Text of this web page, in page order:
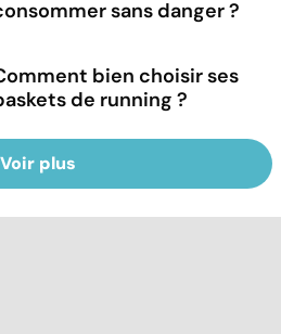
sans danger ?
bien choisir ses
de running ?
Voir plus